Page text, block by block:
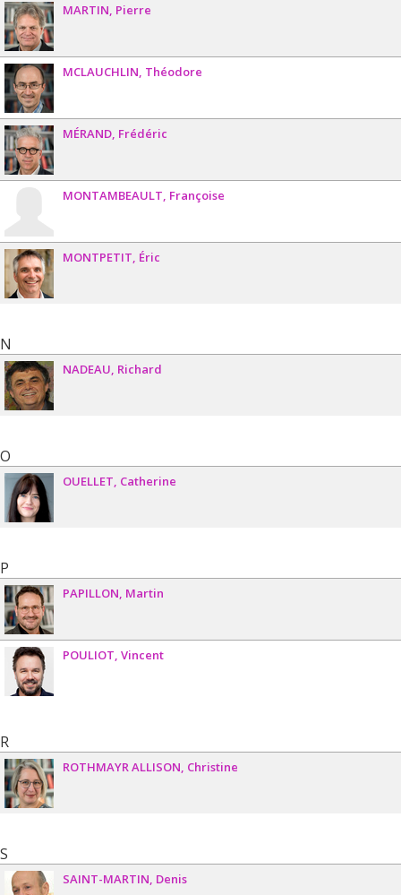
MARTIN Pierre
MCLAUCHLIN Théodore
MÉRAND Frédéric
MONTAMBEAULT Françoise
MONTPETIT Éric
N
NADEAU Richard
O
OUELLET Catherine
P
PAPILLON Martin
POULIOT Vincent
R
ROTHMAYR ALLISON Christine
S
SAINT-MARTIN Denis